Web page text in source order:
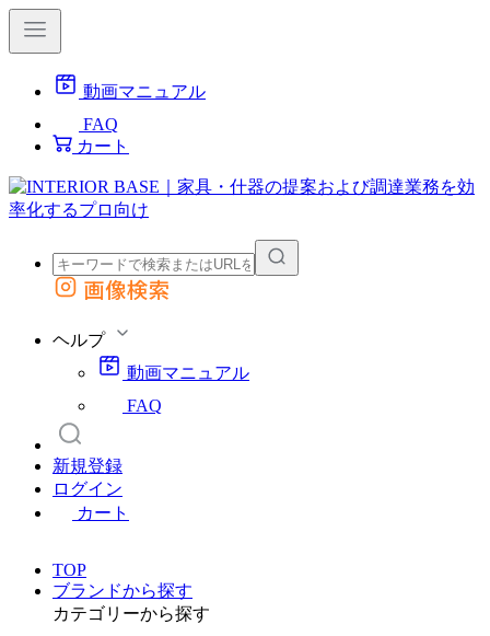
動画マニュアル
FAQ
カート
外部サイトの商品をカートに追加
画像検索
ヘルプ
動画マニュアル
FAQ
新規登録
ログイン
カート
TOP
ブランドから探す
カテゴリーから探す